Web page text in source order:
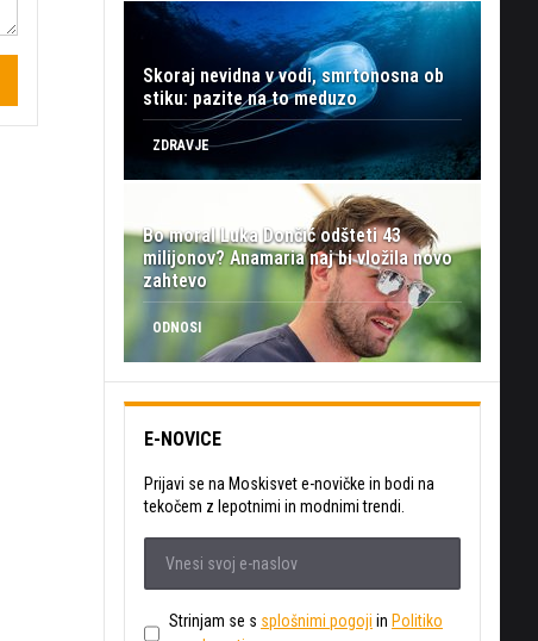
Skoraj nevidna v vodi, smrtonosna ob
stiku: pazite na to meduzo
ZDRAVJE
Bo moral Luka Dončić odšteti 43
milijonov? Anamaria naj bi vložila novo
zahtevo
ODNOSI
E-NOVICE
Prijavi se na Moskisvet e-novičke in bodi na
tekočem z lepotnimi in modnimi trendi.
Strinjam se s splošnimi pogoji in Politiko